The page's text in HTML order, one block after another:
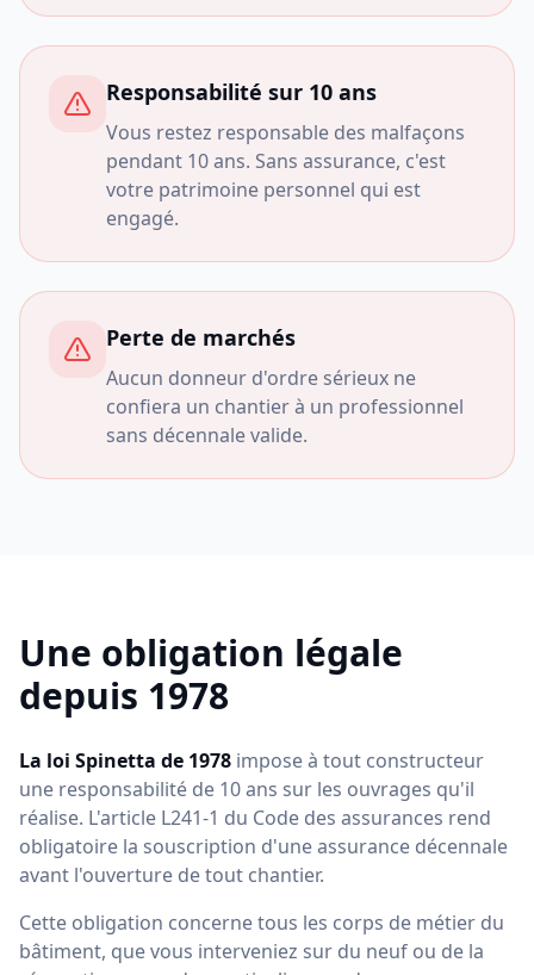
Responsabilité sur 10 ans
Vous restez responsable des malfaçons
pendant 10 ans. Sans assurance, c'est
votre patrimoine personnel qui est
engagé.
Perte de marchés
Aucun donneur d'ordre sérieux ne
confiera un chantier à un professionnel
sans décennale valide.
Une obligation légale
depuis 1978
La loi Spinetta de 1978 impose à tout constructeur
une responsabilité de 10 ans sur les ouvrages qu'il
réalise. L'article L241-1 du Code des assurances rend
obligatoire la souscription d'une assurance décennale
avant l'ouverture de tout chantier.
Cette obligation concerne tous les corps de métier du
bâtiment, que vous interveniez sur du neuf ou de la